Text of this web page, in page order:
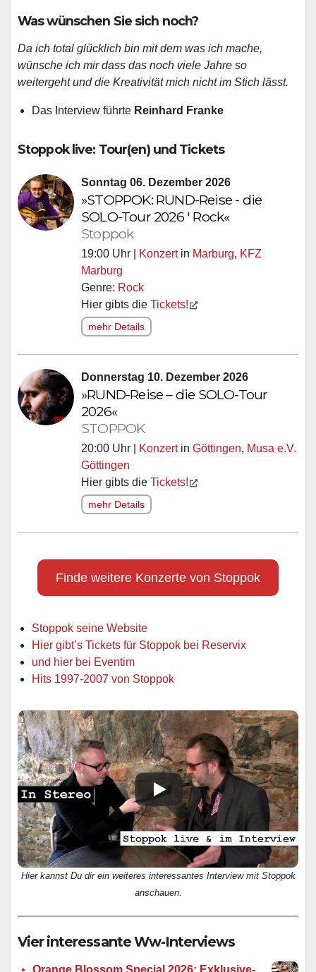
Was wünschen Sie sich noch?
Da ich total glücklich bin mit dem was ich mache,
wünsche ich mir dass das noch viele Jahre so
weitergeht und die Kreativität mich nicht im Stich lässt.
Das Interview führte Reinhard Franke
Stoppok live: Tour(en) und Tickets
Sonntag 06. Dezember 2026
»STOPPOK: RUND-Reise - die
SOLO-Tour 2026 ' Rock«
Stoppok
19:00 Uhr | Konzertin Marburg, KFZ
Marburg
Genre: Rock
Hier gibts die Tickets!
mehr Details
Donnerstag 10. Dezember 2026
»RUND-Reise – die SOLO-Tour
2026«
STOPPOK
20:00 Uhr | Konzertin Göttingen, Musa e.V.
Göttingen
Hier gibts die Tickets!
mehr Details
Finde weitere Konzerte von Stoppok
Stoppok seine Website
Hier gibt’s Tickets für Stoppok bei Reservix
und hier bei Eventim
Hits 1997-2007 von Stoppok
Hier kannst Du dir ein weiteres interessantes Interview mit Stoppok
anschauen.
Vier interessante Ww-Interviews